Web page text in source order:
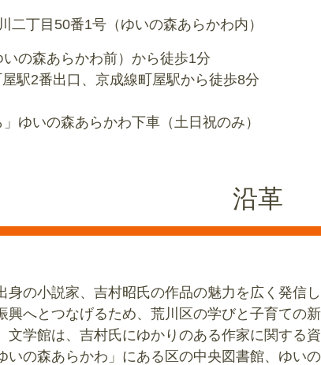
丁目50番1号（ゆいの森あらかわ内）
の森あらかわ前）から徒歩1分
番出口、京成線町屋駅から徒歩8分
ゆいの森あらかわ下車（土日祝のみ）
沿革
身の小説家、吉村昭氏の作品の魅力を広く発信
興へとつなげるため、荒川区の学びと子育ての
文学館は、吉村氏にゆかりのある作家に関する
いの森あらかわ」にある区の中央図書館、ゆい